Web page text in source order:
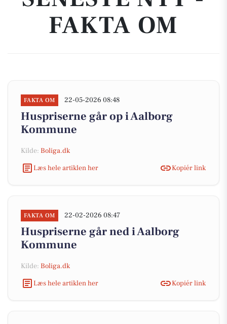
FAKTA OM
FAKTA OM 22-05-2026 08:48
Huspriserne går op i Aalborg
Kommune
Kilde: Boliga.dk
Læs hele artiklen her
Kopiér link
FAKTA OM 22-02-2026 08:47
Huspriserne går ned i Aalborg
Kommune
Kilde: Boliga.dk
Læs hele artiklen her
Kopiér link